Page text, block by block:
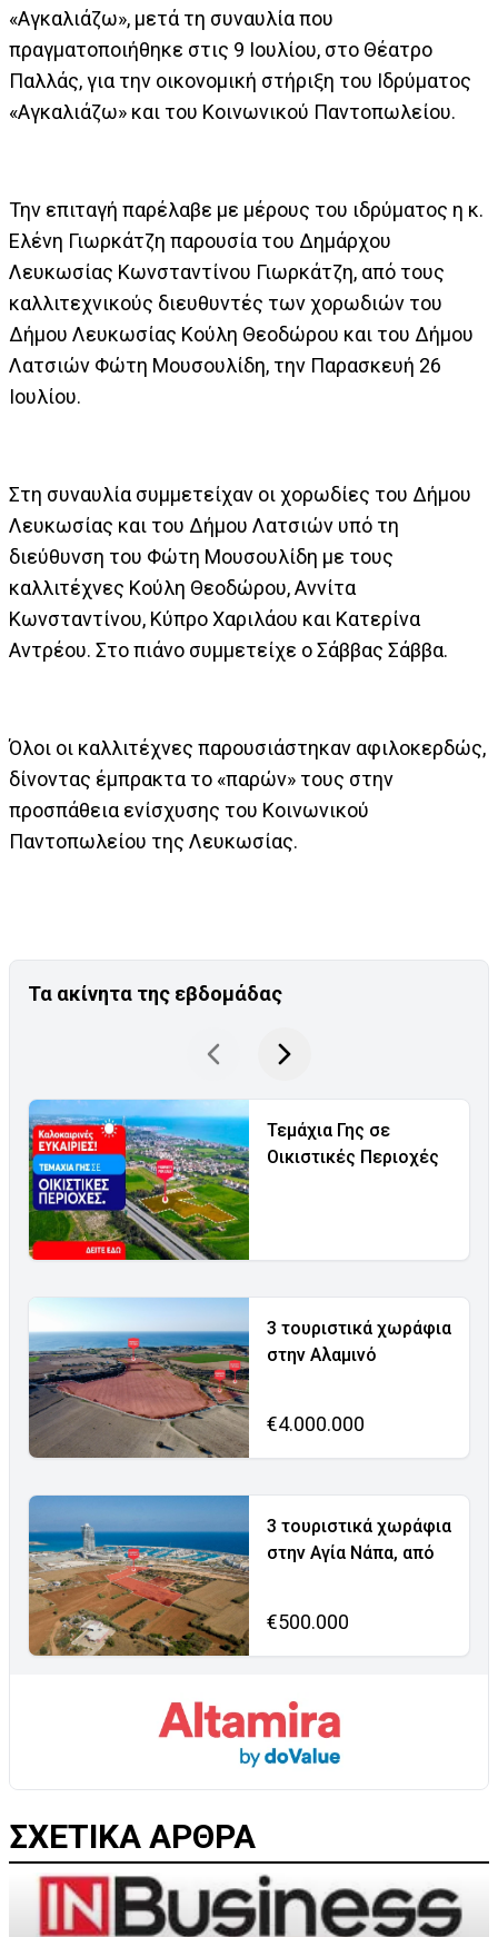
«Αγκαλιάζω», μετά τη συναυλία που
πραγματοποιήθηκε στις 9 Ιουλίου, στο Θέατρο
Παλλάς, για την οικονομική στήριξη του Ιδρύματος
«Αγκαλιάζω» και του Κοινωνικού Παντοπωλείου.
Την επιταγή παρέλαβε με μέρους του ιδρύματος η κ.
Ελένη Γιωρκάτζη παρουσία του Δημάρχου
Λευκωσίας Κωνσταντίνου Γιωρκάτζη, από τους
καλλιτεχνικούς διευθυντές των χορωδιών του
Δήμου Λευκωσίας Κούλη Θεοδώρου και του Δήμου
Λατσιών Φώτη Μουσουλίδη, την Παρασκευή 26
Ιουλίου.
Στη συναυλία συμμετείχαν οι χορωδίες του Δήμου
Λευκωσίας και του Δήμου Λατσιών υπό τη
διεύθυνση του Φώτη Μουσουλίδη με τους
καλλιτέχνες Κούλη Θεοδώρου, Αννίτα
Κωνσταντίνου, Κύπρο Χαριλάου και Κατερίνα
Αντρέου. Στο πιάνο συμμετείχε ο Σάββας Σάββα.
Όλοι οι καλλιτέχνες παρουσιάστηκαν αφιλοκερδώς,
δίνοντας έμπρακτα το «παρών» τους στην
προσπάθεια ενίσχυσης του Κοινωνικού
Παντοπωλείου της Λευκωσίας.
Τα ακίνητα της εβδομάδας
Τεμάχια Γης σε
Οικιστικές Περιοχές
3 τουριστικά χωράφια
στην Αλαμινό
€4.000.000
3 τουριστικά χωράφια
στην Αγία Νάπα, από
€500.000
ΣΧΕΤΙΚΑ ΑΡΘΡΑ